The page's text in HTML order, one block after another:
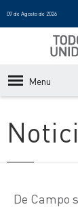
09 de Agosto de 2026
Menu
De Campo